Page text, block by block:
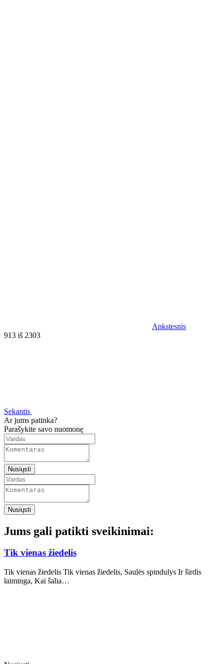
Ankstesnis
913 iš 2303
Sekantis
Ar jums patinka?
Parašykite savo nuomonę
Nusiųsti
Nusiųsti
Jums gali patikti sveikinimai:
Tik vienas žiedelis
Tik vienas žiedelis Tik vienas žiedelis, Saulės spindulys Ir širdis
laiminga, Kai šalia…